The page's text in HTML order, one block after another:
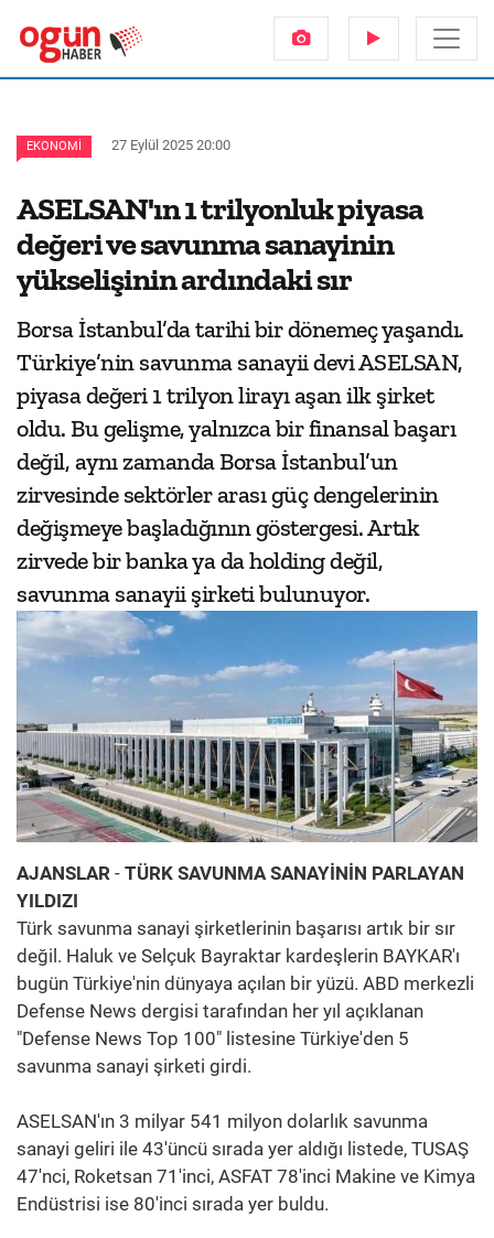
EKONOMI 27 Eylül 2025 20:00
ASELSAN'ın 1 trilyonluk piyasa
değeri ve savunma sanayinin
yükselişinin ardındaki sır
Borsa İstanbul’da tarihi bir dönemeç yaşandı.
Türkiye’nin savunma sanayii devi ASELSAN,
piyasa değeri 1 trilyon lirayı aşan ilk şirket
oldu. Bu gelişme, yalnızca bir finansal başarı
değil, aynı zamanda Borsa İstanbul’un
zirvesinde sektörler arası güç dengelerinin
değişmeye başladığının göstergesi. Artık
zirvede bir banka ya da holding değil,
savunma sanayii şirketi bulunuyor.
AJANSLAR - TÜRK SAVUNMA SANAYİNİN PARLAYAN
YILDIZI
Türk savunma sanayi şirketlerinin başarısı artık bir sır
değil. Haluk ve Selçuk Bayraktar kardeşlerin BAYKAR'ı
bugün Türkiye'nin dünyaya açılan bir yüzü. ABD merkezli
Defense News dergisi tarafından her yıl açıklanan
"Defense News Top 100" listesine Türkiye'den 5
savunma sanayi şirketi girdi.
ASELSAN'ın 3 milyar 541 milyon dolarlık savunma
sanayi geliri ile 43'üncü sırada yer aldığı listede, TUSAŞ
47'nci, Roketsan 71'inci, ASFAT 78'inci Makine ve Kimya
Endüstrisi ise 80'inci sırada yer buldu.